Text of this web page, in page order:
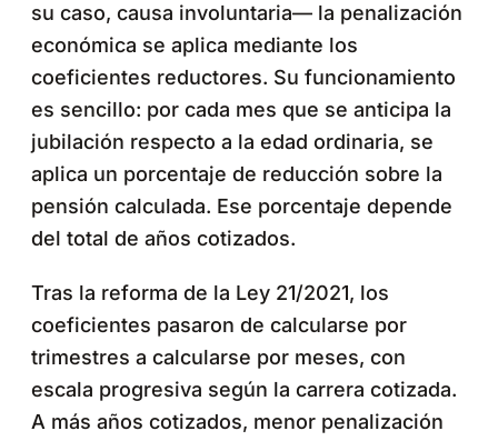
su caso, causa involuntaria— la penalización
económica se aplica mediante los
coeficientes reductores. Su funcionamiento
es sencillo: por cada mes que se anticipa la
jubilación respecto a la edad ordinaria, se
aplica un porcentaje de reducción sobre la
pensión calculada. Ese porcentaje depende
del total de años cotizados.
Tras la reforma de la Ley 21/2021, los
coeficientes pasaron de calcularse por
trimestres a calcularse por meses, con
escala progresiva según la carrera cotizada.
A más años cotizados, menor penalización